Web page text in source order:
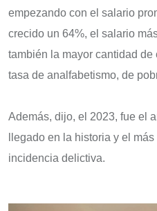
empezando con el salario
crecido un 64%, el salario
también la mayor cantidad
tasa de analfabetismo, de
Además, dijo, el 2023, fue el
llegado en la historia y el
incidencia delictiva.